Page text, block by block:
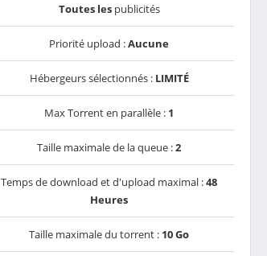
Toutes lespublicités
Priorité upload :Aucune
Hébergeurs sélectionnés : LIMITÉ
Max Torrent en parallèle : 1
Taille maximale de la queue :2
Temps de download et d'upload maximal :48
Heures
Taille maximale du torrent : 10 Go